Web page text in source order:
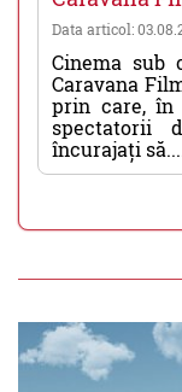
Data articol:
Cinema sub
Caravana
prin care, în
spectatorii
încurajați